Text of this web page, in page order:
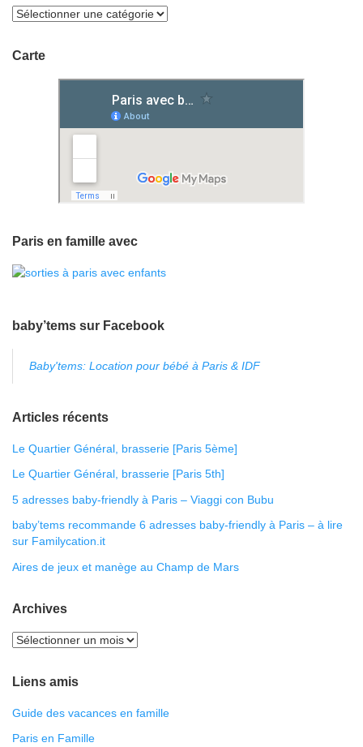
Carte
Paris en famille avec
baby’tems sur Facebook
Baby'tems: Location pour bébé à Paris & IDF
Articles récents
Le Quartier Général, brasserie [Paris 5ème]
Le Quartier Général, brasserie [Paris 5th]
5 adresses baby-friendly à Paris – Viaggi con Bubu
baby’tems recommande 6 adresses baby-friendly à Paris – à lire
sur Familycation.it
Aires de jeux et manège au Champ de Mars
Archives
Liens amis
Guide des vacances en famille
Paris en Famille